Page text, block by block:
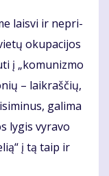
lais­vi ir ne­pri­
oku­pa­ci­jos
į „ko­mu­niz­mo
– laik­raš­čių,
ga­li­ma
ly­gis vy­ra­vo
į tą taip ir